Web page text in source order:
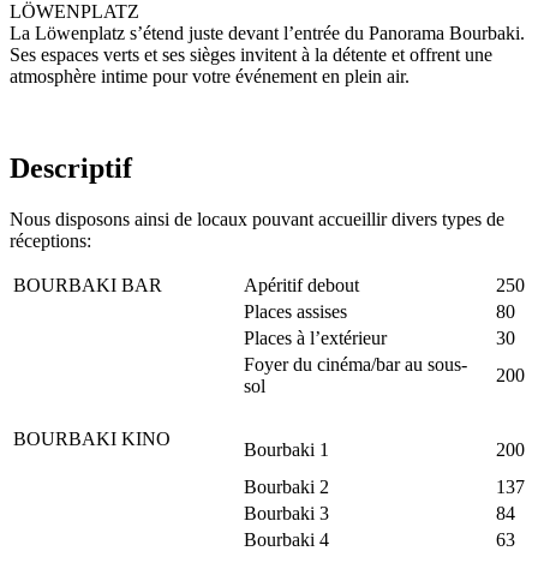
LÖWENPLATZ
La Löwenplatz s’étend juste devant l’entrée du Panorama Bourbaki.
Ses espaces verts et ses sièges invitent à la détente et offrent une
atmosphère intime pour votre événement en plein air.
Descriptif
Nous disposons ainsi de locaux pouvant accueillir divers types de
réceptions:
BOURBAKI BAR Apéritif debout
250
Places assises
80
Places à l’extérieur
30
Foyer du cinéma/bar au sous-
sol
200
BOURBAKI KINO
Bourbaki 1
200
Bourbaki 2
137
Bourbaki 3
84
Bourbaki 4
63